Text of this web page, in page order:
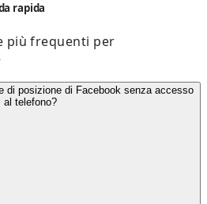
rapida
più frequenti per
di posizione di Facebook senza accesso
al telefono?